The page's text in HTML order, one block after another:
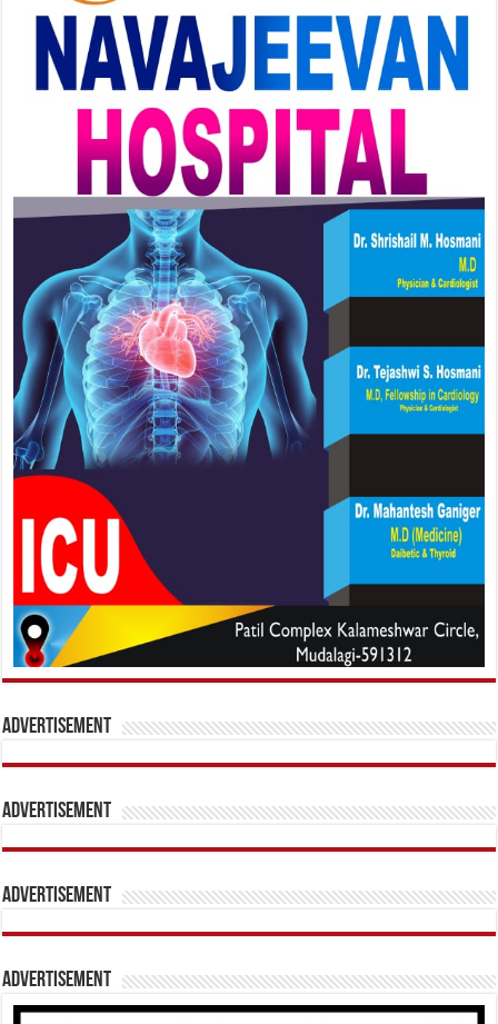
Advertisement
Advertisement
Advertisement
Advertisement